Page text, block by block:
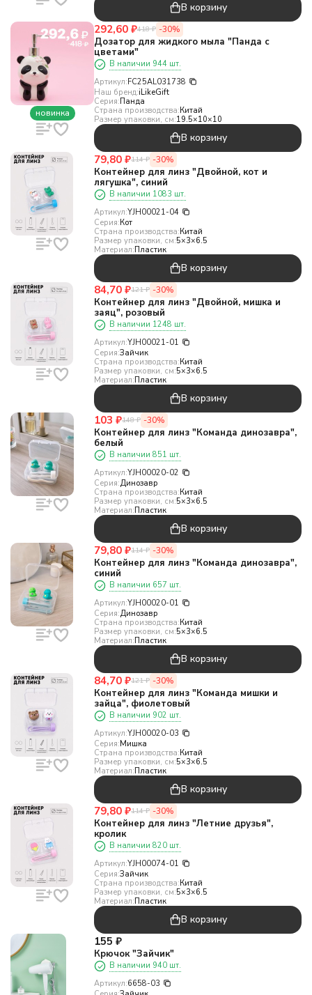
В корзину
новинка
292,60 ₽418 ₽ -30%
Дозатор для жидкого мыла "Панда с
цветами"
В наличии 944 шт.
Артикул:FC25AL031738
Наш бренд:iLikeGift
Серия:Панда
Страна производства:Китай
Размер упаковки, см:19.5×10×10
В корзину
79,80 ₽114 ₽ -30%
Контейнер для линз "Двойной, кот и
лягушка", синий
В наличии 1083 шт.
Артикул:YJH00021-04
Серия:Кот
Страна производства:Китай
Размер упаковки, см:5×3×6.5
Материал:Пластик
В корзину
84,70 ₽121 ₽ -30%
Контейнер для линз "Двойной, мишка и
заяц", розовый
В наличии 1248 шт.
Артикул:YJH00021-01
Серия:Зайчик
Страна производства:Китай
Размер упаковки, см:5×3×6.5
Материал:Пластик
В корзину
103 ₽148 ₽ -30%
Контейнер для линз "Команда динозавра",
белый
В наличии 851 шт.
Артикул:YJH00020-02
Серия:Динозавр
Страна производства:Китай
Размер упаковки, см:5×3×6.5
Материал:Пластик
В корзину
79,80 ₽114 ₽ -30%
Контейнер для линз "Команда динозавра",
синий
В наличии 657 шт.
Артикул:YJH00020-01
Серия:Динозавр
Страна производства:Китай
Размер упаковки, см:5×3×6.5
Материал:Пластик
В корзину
84,70 ₽121 ₽ -30%
Контейнер для линз "Команда мишки и
зайца", фиолетовый
В наличии 902 шт.
Артикул:YJH00020-03
Серия:Мишка
Страна производства:Китай
Размер упаковки, см:5×3×6.5
Материал:Пластик
В корзину
79,80 ₽114 ₽ -30%
Контейнер для линз "Летние друзья",
кролик
В наличии 820 шт.
Артикул:YJH00074-01
Серия:Зайчик
Страна производства:Китай
Размер упаковки, см:5×3×6.5
Материал:Пластик
В корзину
155 ₽
Крючок "Зайчик"
В наличии 940 шт.
Артикул:6658-03